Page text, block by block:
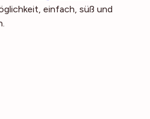
einfach, süß und